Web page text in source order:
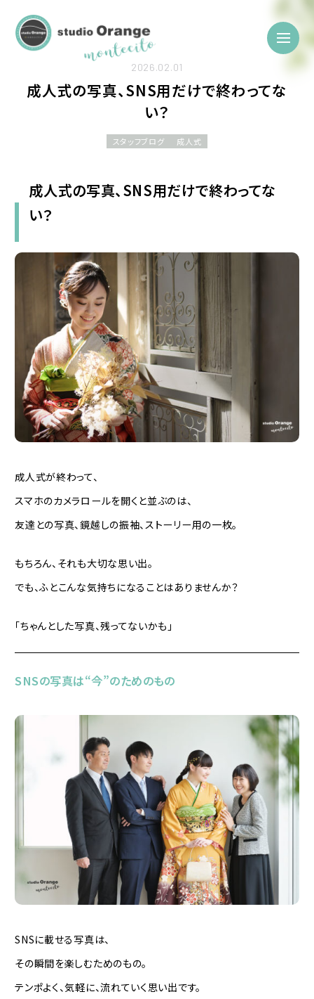
2026.02.01
成人式の写真、SNS用だけで終わってな
い？
スタッフブログ 成人式
成人式の写真、SNS用だけで終わってな
い？
成人式が終わって、
スマホのカメラロールを開くと並ぶのは、
友達との写真、鏡越しの振袖、ストーリー用の一枚。
もちろん、それも大切な思い出。
でも、ふとこんな気持ちになることはありませんか？
「ちゃんとした写真、残ってないかも」
SNSの写真は“今”のためのもの
SNSに載せる写真は、
その瞬間を楽しむためのもの。
テンポよく、気軽に、流れていく思い出です。